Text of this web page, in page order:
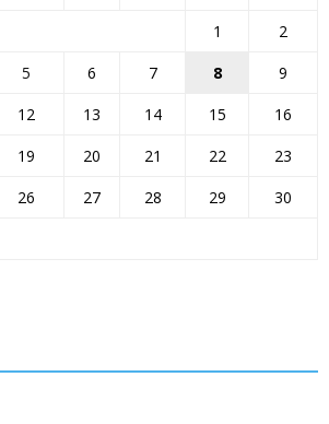
1
2
5 6 7 8
9
12 13 14 15
16
19 20 21 22
23
26 27 28 29
30